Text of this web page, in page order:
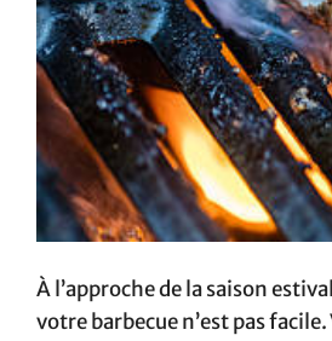
À l’approche de la saison
votre barbecue n’est pas